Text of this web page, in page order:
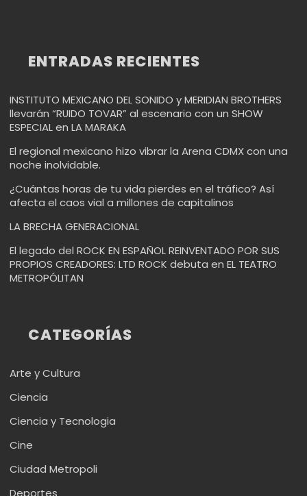
ENTRADAS RECIENTES
INSTITUTO MEXICANO DEL SONIDO y MERIDIAN BROTHERS
llevarán “RUIDO TOVAR” al escenario con un SHOW
ESPECIAL en LA MARAKA
El regional mexicano hizo vibrar la Arena CDMX con una
noche inolvidable.
¿Cuántas horas de tu vida pierdes en el tráfico? Así
afecta el caos vial a millones de capitalinos
LA BRECHA GENERACIONAL
El legado del ROCK EN ESPAÑOL REINVENTADO POR SUS
PROPIOS CREADORES: LTD ROCK debuta en EL TEATRO
METROPÓLITAN
CATEGORÍAS
Arte y Cultura
Ciencia
Ciencia y Tecnologia
Cine
Ciudad Metropoli